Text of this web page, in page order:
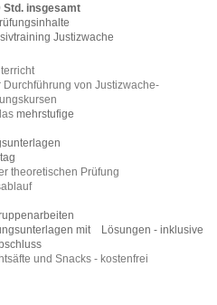
Std. insgesamt
Justizwache
von Justizwache-
mehrstufige
theoretischen Prüfung
mit
Lösungen - inklusive
und Snacks - kostenfrei